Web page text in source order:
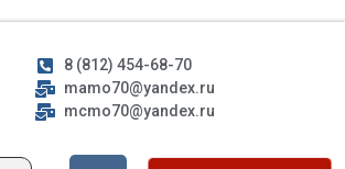
8 (812) 454-68-70
mamo70@yandex.ru
mcmo70@yandex.ru